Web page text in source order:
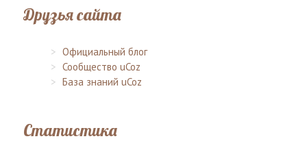
Друзья сайта
Официальный блог
Сообщество uCoz
База знаний uCoz
Статистика